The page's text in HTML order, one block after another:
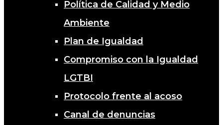
Política de Calidad y Medio
Ambiente
Plan de Igualdad
Compromiso con la Igualdad
LGTBI
Protocolo frente al acoso
Canal de denuncias